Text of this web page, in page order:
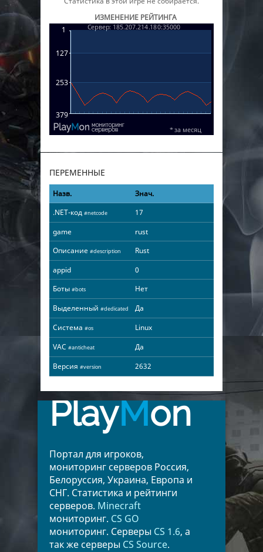
ИЗМЕНЕНИЕ РЕЙТИНГА
ПЕРЕМЕННЫЕ
Назв.
Знач.
.NET-код #netcode
17
game
rust
Описание #description
Rust
appid
0
Боты #bots
Нет
Выделенный #dedicated
Да
Система #os
Linux
VAC #anticheat
Да
Версия #version 2632
PlayMon
Портал для игроков,
мониторинг серверов Россия,
Белоруссия, Украина, Европа и
СНГ. Статистика и рейтинги
серверов. Minecraft
мониторинг. CS GO
мониторинг. Серверы CS 1.6, а
так же серверы CS Source.